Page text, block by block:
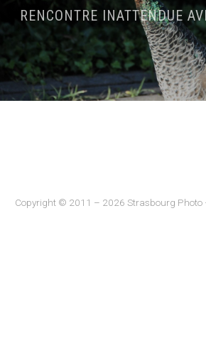
RENCONTRE INATTENDUE
Copyright © 2011 – 2026 Strasbourg Photo